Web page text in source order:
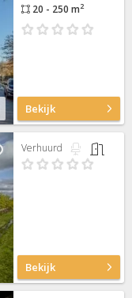
20 - 250 m2
Bekijk
Verhuurd
Bekijk